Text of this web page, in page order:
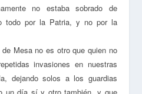
no estaba sobrado de
todo por la Patria, y no por la
Mesa no es otro que quien no
invasiones en nuestras
dejando solos a los guardias